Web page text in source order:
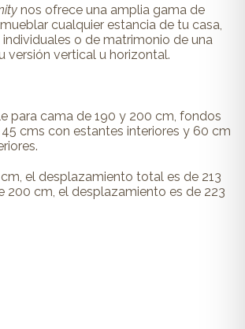
nos ofrece una amplia gama de
cualquier estancia de tu casa,
o de matrimonio de una
versión vertical u horizontal.
para cama de 190 y 200 cm, fondos
cms con estantes interiores y 60 cm
el desplazamiento total es de 213
200 cm, el desplazamiento es de 223